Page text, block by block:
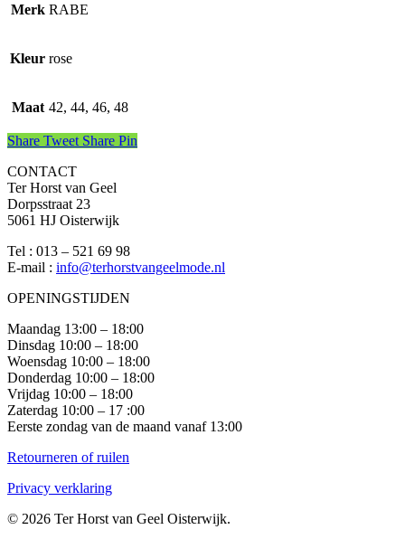
Merk RABE
Kleur rose
Maat 42, 44, 46, 48
Share Tweet Share Pin
CONTACT
Ter Horst van Geel
Dorpsstraat 23
5061 HJ Oisterwijk
Tel : 013 – 521 69 98
E-mail : info@terhorstvangeelmode.nl
OPENINGSTIJDEN
Maandag 13:00 – 18:00
Dinsdag 10:00 – 18:00
Woensdag 10:00 – 18:00
Donderdag 10:00 – 18:00
Vrijdag 10:00 – 18:00
Zaterdag 10:00 – 17 :00
Eerste zondag van de maand vanaf 13:00
Retourneren of ruilen
Privacy verklaring
© 2026 Ter Horst van Geel Oisterwijk.